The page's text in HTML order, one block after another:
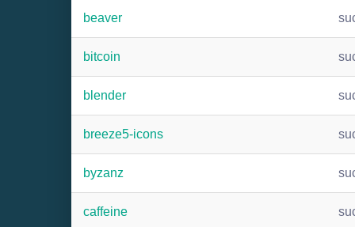
beaver
bitcoin
blender
breeze5-icons
byzanz
caffeine